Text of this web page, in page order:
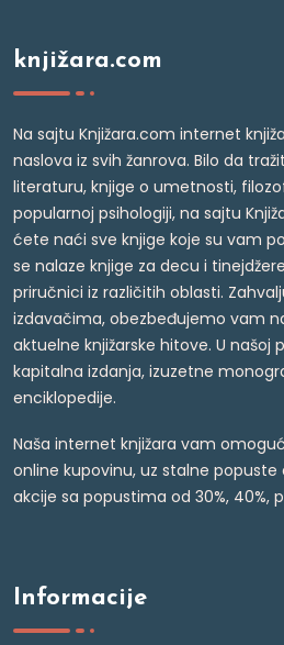
knjižara.com
Na sajtu Knjižara.com internet
naslova iz svih žanrova. Bilo da
literaturu, knjige o umetnosti,
popularnoj psihologiji, na sajtu
ćete naći sve knjige koje su vam
se nalaze knjige za decu i
priručnici iz različitih oblasti.
izdavačima, obezbeđujemo vam
aktuelne knjižarske hitove. U našoj
kapitalna izdanja, izuzetne
enciklopedije.
Naša internet knjižara vam
online kupovinu, uz stalne popuste
akcije sa popustima od 30%, 40%,
Informacije